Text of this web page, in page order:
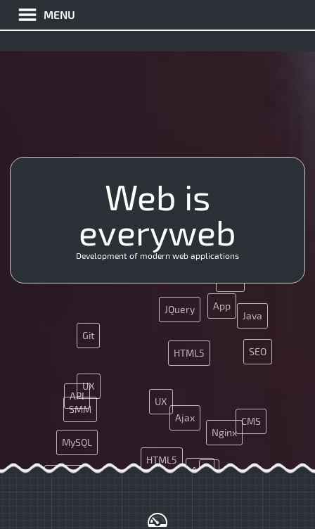
MENU
PHP
MySQL
HTML5
JQuery
Nginx
Java
UX
API
CMS
Ajax
Git
App
MySQL
HTML5
JS
JQuery
Nginx
SEO
SMM
UX
API
CMS
CSS
Ajax
App
Web is
everyweb
Development of modern web applications